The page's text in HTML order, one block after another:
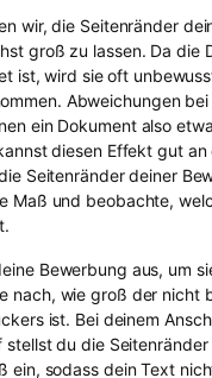
wir, die Seitenränder
groß zu lassen. Da die
ist, wird sie oft
Abweichungen
ein Dokument also
diesen Effekt gut an
Seitenränder deiner
Maß und beobachte,
Bewerbung aus, um
nach, wie groß der nicht
ist. Bei deinem
stellst du die Seitenränder
ein, sodass dein Text